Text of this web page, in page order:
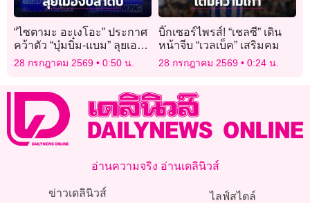
“ไซตามะ อะเงโอะ” ประกาศ
คว้าตัว “บุ๋มบิ๋ม-แบม” ลุยเอ
สวี.ลีก
28 กรกฎาคม 2569 0:50 น.
บิ๊กเซอร์ไพรส์! “เชลซี” เดิน
หน้าจีบ “เวลเบ็ค” เสริมคม
28 กรกฎาคม 2569 0:24 น.
อ่านความจริง อ่านเดลินิวส์
ข่าวเดลินิวส์ ไลฟ์สไตล์